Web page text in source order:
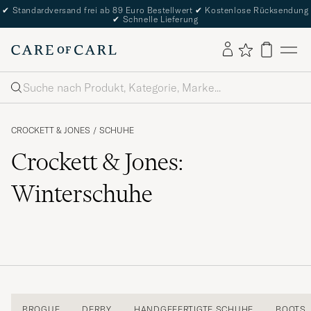
✔ Standardversand frei ab 89 Euro Bestellwert ✔ Kostenlose Rücksendung
✔ Schnelle Lieferung
Suche
CROCKETT & JONES / SCHUHE
Crockett & Jones:
Winterschuhe
BROGUE DERBY HANDGEFERTIGTE SCHUHE BOOTS